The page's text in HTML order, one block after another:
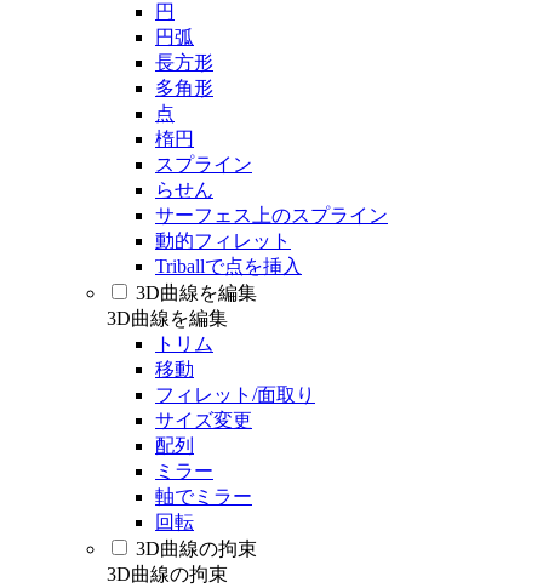
円
円弧
長方形
多角形
点
楕円
スプライン
らせん
サーフェス上のスプライン
動的フィレット
Triballで点を挿入
3D曲線を編集
3D曲線を編集
トリム
移動
フィレット/面取り
サイズ変更
配列
ミラー
軸でミラー
回転
3D曲線の拘束
3D曲線の拘束